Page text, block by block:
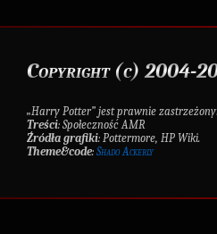
Copyright (c) 2004-
„Harry Potter” jest prawnie
Treści: Społeczność AMR
Źródła grafiki: Pottermore, HP Wiki.
Theme&code: Shado Ackerly